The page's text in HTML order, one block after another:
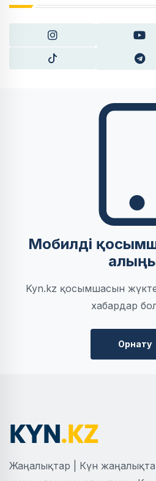
Мобилді
Kyn.kz қосымшасын
хабардар
Орнату
Жаңалықтар | Күн